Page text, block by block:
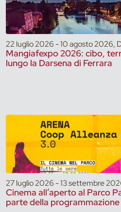
22 luglio 2026 - 10 agosto 2026,
Mangiafexpo 2026: cibo,
lungo la Darsena di Ferrara
27 luglio 2026 - 13 settembre
Cinema all’aperto al Parco
parte della programmazione